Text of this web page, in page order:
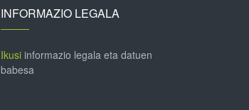
INFORMAZIO LEGALA
Ikusiinformazio legala eta datuen
babesa